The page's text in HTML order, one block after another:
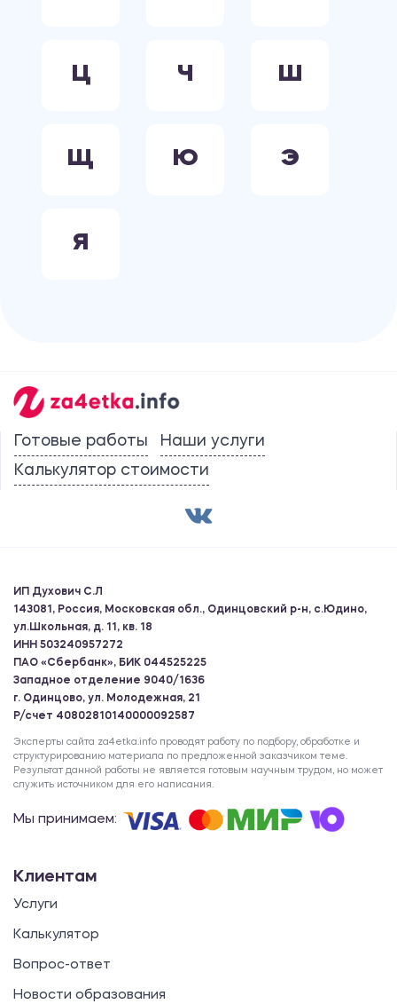
Ц Ч Ш
Щ Ю Э
Я
Готовые работы
Наши услуги
Калькулятор стоимости
ИП Духович С.Л
143081, Россия, Московская обл., Одинцовский р-н, с.Юдино,
ул.Школьная, д. 11, кв. 18
ИНН 503240957272
ПАО «Сбербанк», БИК 044525225
Западное отделение 9040/1636
г. Одинцово, ул. Молодежная, 21
Р/счет 40802810140000092587
Эксперты сайта za4etka.info проводят работу по подбору, обработке и
структурированию материала по предложенной заказчиком теме.
Результат данной работы не является готовым научным трудом, но может
служить источником для его написания.
Мы принимаем:
Клиентам
Услуги
Калькулятор
Вопрос-ответ
Новости образования